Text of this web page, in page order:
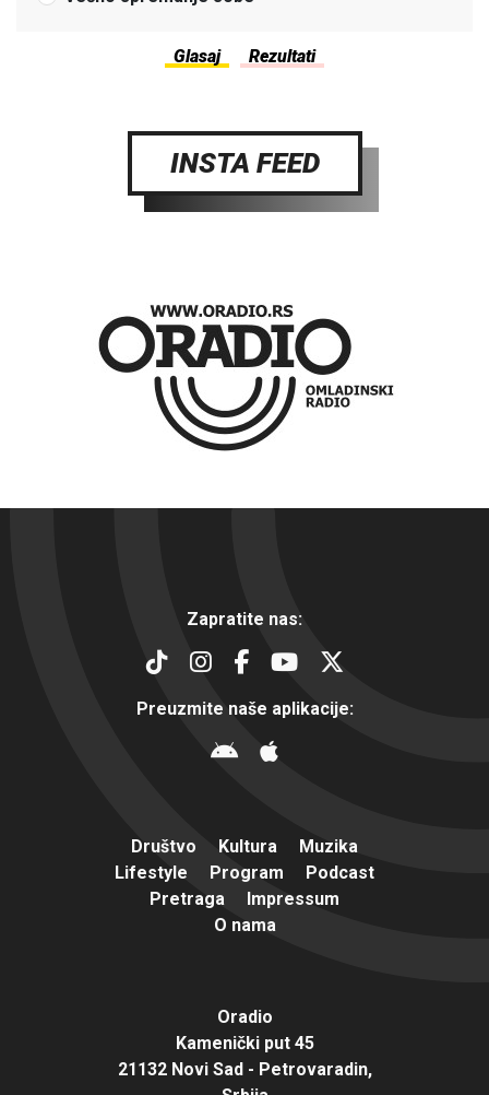
INSTA FEED
Zapratite nas:
Preuzmite naše aplikacije:
Društvo Kultura
Muzika
Lifestyle
Program
Podcast
Pretraga
Impressum
O nama
Oradio
Kamenički put 45
21132 Novi Sad - Petrovaradin,